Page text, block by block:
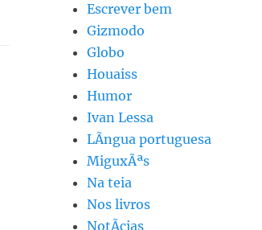
Escrever bem
Gizmodo
Globo
Houaiss
Humor
Ivan Lessa
LÃ­ngua portuguesa
MiguxÃªs
Na teia
Nos livros
NotÃ­cias